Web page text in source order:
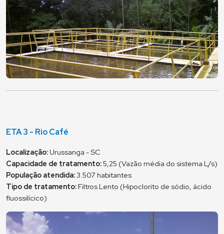
ETA 3 - Rio Café
Localização:Urussanga - SC
Capacidade de tratamento:5,25 (Vazão média do sistema L/s)
População atendida:3.507 habitantes
Tipo de tratamento:Filtros Lento (Hipoclorito de sódio, ácido
fluossilícico)